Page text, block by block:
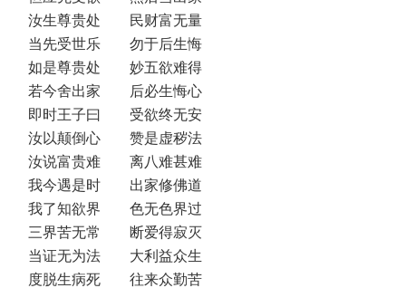
汝生尊贵处 民财富无量
当先受世乐 勿于后生悔
如是尊贵处 妙五欲难得
若今舍出家 后必生悔心
即时王子曰 受欲终无安
汝以颠倒心 赞是虚秽法
汝说富贵难 离八难甚难
我今遇是时 出家修佛道
我了知欲界 色无色界过
三界苦无常 断爱得寂灭
当证无为法 大利益众生
度脱生病死 往来众勤苦